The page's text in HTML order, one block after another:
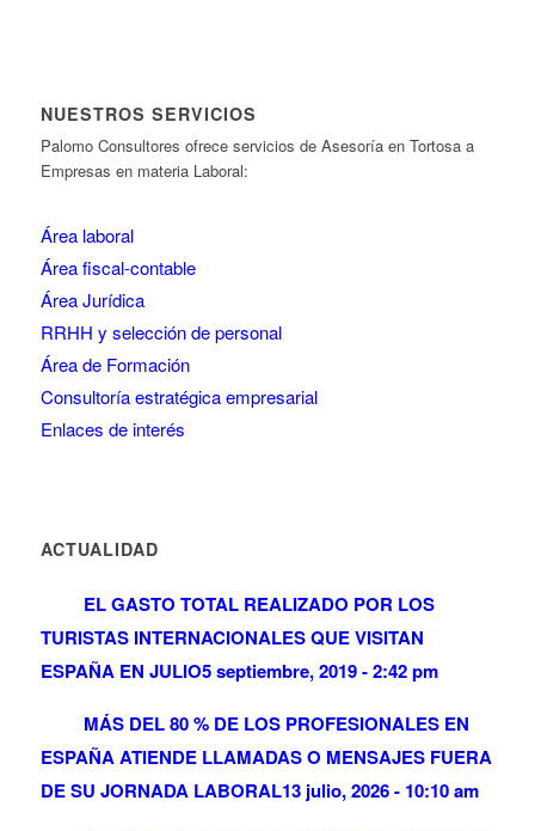
NUESTROS SERVICIOS
Palomo Consultores ofrece servicios de Asesoría en Tortosa a
Empresas en materia Laboral:
Área laboral
Área fiscal-contable
Área Jurídica
RRHH y selección de personal
Área de Formación
Consultoría estratégica empresarial
Enlaces de interés
ACTUALIDAD
EL GASTO TOTAL REALIZADO POR LOS
TURISTAS INTERNACIONALES QUE VISITAN
ESPAÑA EN JULIO5 septiembre, 2019 - 2:42 pm
MÁS DEL 80 % DE LOS PROFESIONALES EN
ESPAÑA ATIENDE LLAMADAS O MENSAJES FUERA
DE SU JORNADA LABORAL13 julio, 2026 - 10:10 am